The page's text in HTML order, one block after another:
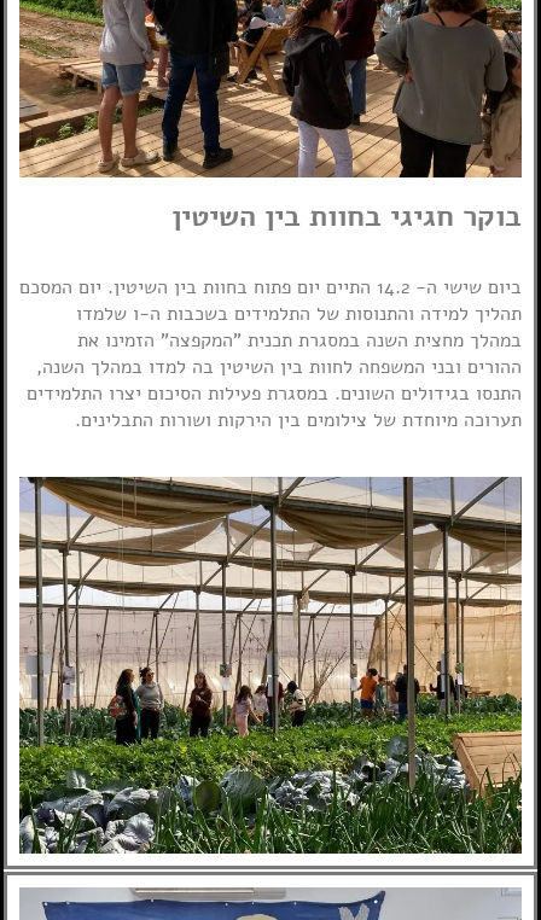
בוקר חגיגי בחוות בין השיטין
ביום שישי ה- 14.2 התיים יום פתוח בחוות בין השיטין. יום המסכם
תהליך למידה והתנוסות של התלמידים בשכבות ה-ו שלמדו
במהלך מחצית השנה במסגרת תכנית "המקפצה" הזמינו את
ההורים ובני המשפחה לחוות בין השיטין בה למדו במהלך השנה,
התנסו בגידולים השונים. במסגרת פעילות הסיכום יצרו התלמידים
תערוכה מיוחדת של צילומים בין הירקות ושורות התבלינים.